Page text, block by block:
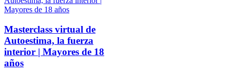
Masterclass virtual de
Autoestima, la fuerza
interior | Mayores de 18
años